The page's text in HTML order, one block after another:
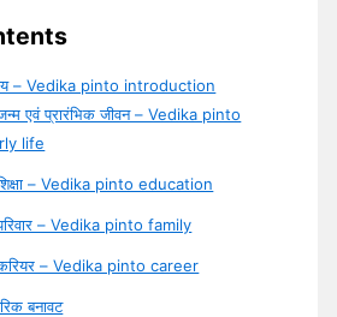
– Vedika pinto introduction
जन्म एवं प्रारंभिक जीवन – Vedika pinto
life
शिक्षा – Vedika pinto education
परिवार – Vedika pinto family
करियर – Vedika pinto career
बनावट